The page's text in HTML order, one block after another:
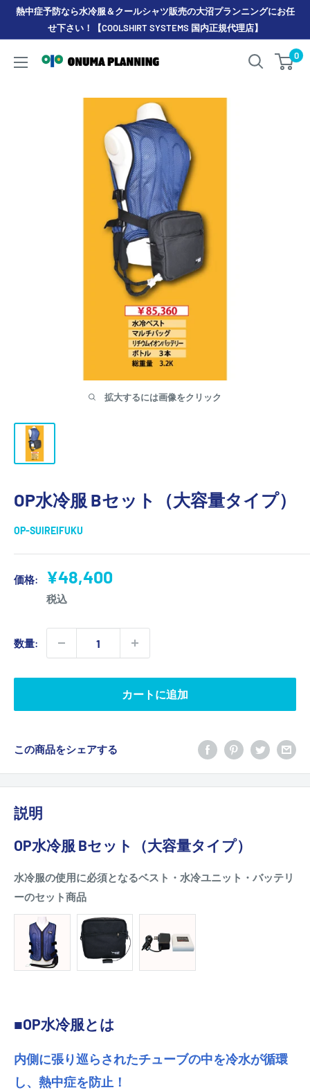
熱中症予防なら水冷服＆クールシャツ販売の大沼プランニングにお任
せ下さい！【COOLSHIRT SYSTEMS 国内正規代理店】
ONUMA
0
拡大するには画像をクリック
OP水冷服 Bセット（大容量タイプ）
OP-SUIREIFUKU
価格:
販
売
価
格
¥48,400
税込
数量:
カートに追加
この商品をシェアする
説明
OP水冷服 Bセット（大容量タイプ）
水冷服の使用に必須となるベスト・水冷ユニット・バッテリ
ーのセット商品
■OP水冷服とは
内側に張り巡らされたチューブの中を冷水が循環
し、熱中症を防止！